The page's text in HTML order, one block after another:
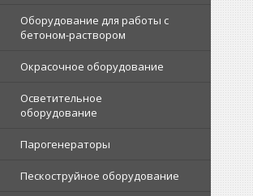
Оборудование для работы с
бетоном-раствором
Окрасочное оборудование
Осветительное
оборудование
Парогенераторы
Пескоструйное оборудование